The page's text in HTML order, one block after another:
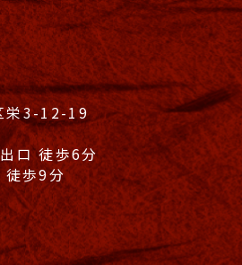
栄3-12-19
口 徒歩6分
徒歩9分